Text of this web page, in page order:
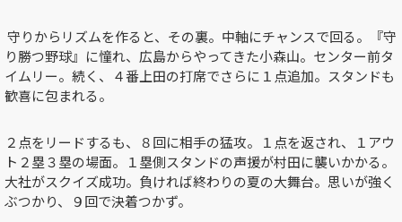
守りからリズムを作ると、その裏。中軸にチャンスで回る。『守
り勝つ野球』に憧れ、広島からやってきた小森山。センター前タ
イムリー。続く、４番上田の打席でさらに１点追加。スタンドも
歓喜に包まれる。
２点をリードするも、８回に相手の猛攻。１点を返され、１アウ
ト２塁３塁の場面。１塁側スタンドの声援が村田に襲いかかる。
大社がスクイズ成功。負ければ終わりの夏の大舞台。思いが強く
ぶつかり、９回で決着つかず。